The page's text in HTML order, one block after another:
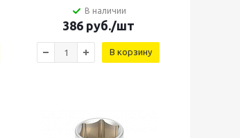
В наличии
386руб./шт
В корзину